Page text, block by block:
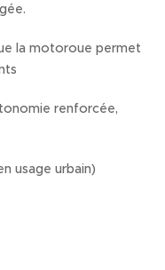
la motoroue permet
renforcée,
usage urbain)